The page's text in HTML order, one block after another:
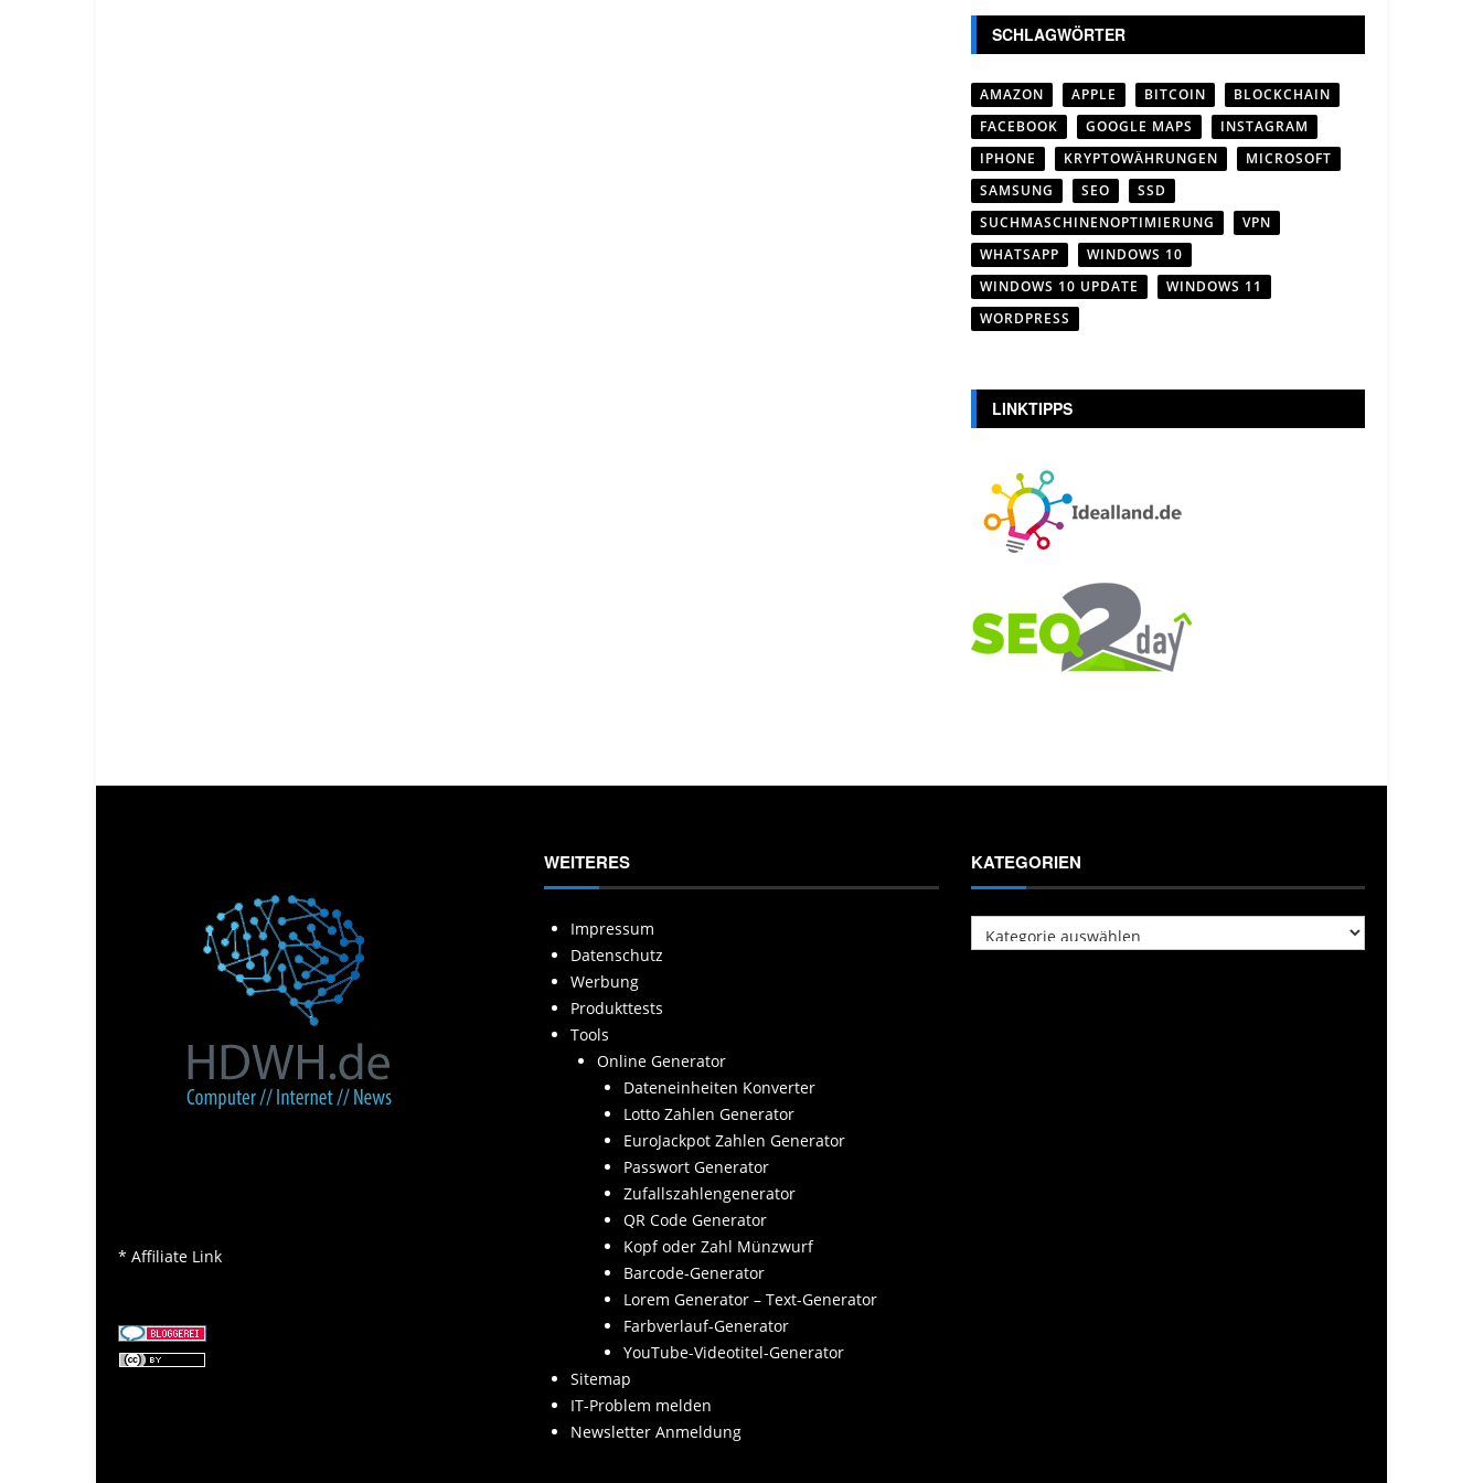
SCHLAGWÖRTER
AMAZON APPLE BITCOIN
BLOCKCHAIN
FACEBOOK
GOOGLE MAPS
INSTAGRAM
IPHONE
KRYPTOWÄHRUNGEN
MICROSOFT
SAMSUNG
SEO
SSD
SUCHMASCHINENOPTIMIERUNG
VPN
WHATSAPP
WINDOWS 10
WINDOWS 10 UPDATE
WINDOWS 11
WORDPRESS
LINKTIPPS
* Affiliate Link
WEITERES
Impressum
Datenschutz
Werbung
Produkttests
Tools
Online Generator
Dateneinheiten Konverter
Lotto Zahlen Generator
EuroJackpot Zahlen Generator
Passwort Generator
Zufallszahlengenerator
QR Code Generator
Kopf oder Zahl Münzwurf
Barcode-Generator
Lorem Generator – Text-Generator
Farbverlauf-Generator
YouTube-Videotitel-Generator
Sitemap
IT-Problem melden
Newsletter Anmeldung
KATEGORIEN
Kategorien